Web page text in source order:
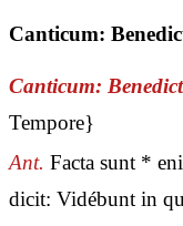
Canticum:
Canticum:
Tempore}
Ant. Facta sunt *
dicit: Vidébunt in